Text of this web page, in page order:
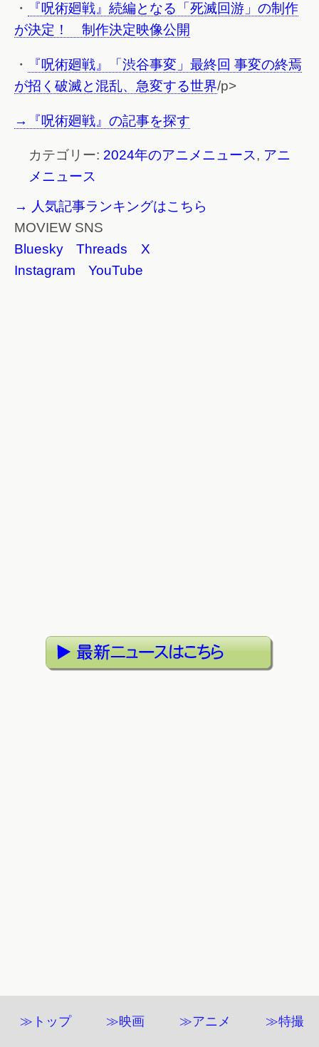
・
『呪術廻戦』続編となる「死滅回游」の制作
が決定！ 制作決定映像公開
・
『呪術廻戦』「渋谷事変」最終回 事変の終焉
が招く破滅と混乱、急変する世界/p>
→『呪術廻戦』の記事を探す
カテゴリー: 2024年のアニメニュース, アニ
メニュース
→ 人気記事ランキングはこちら
MOVIEW SNS
Bluesky
Threads
X
Instagram
YouTube
≫トップ ≫映画 ≫アニメ ≫特撮